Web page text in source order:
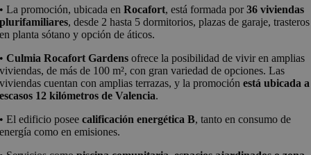
• La promoción, ubicada enRocafort, está formada por36 viviendas
plurifamiliares, desde 2 hasta 5 dormitorios, plazas de garaje, trasteros
en planta sótano y opción de áticos.
• Culmia Rocafort Gardens ofrece la posibilidad de vivir en amplias
viviendas, de más de 100 m², con gran variedad de opciones. Las
viviendas cuentan con amplias terrazas, y la promociónestá ubicada a
escasos 12 kilómetros de Valencia.
• El edificio poseecalificación energética B, tanto en consumo de
energía como en emisiones.